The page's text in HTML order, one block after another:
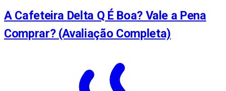
A Cafeteira Delta Q É Boa? Vale a Pena
Comprar? (Avaliação Completa)